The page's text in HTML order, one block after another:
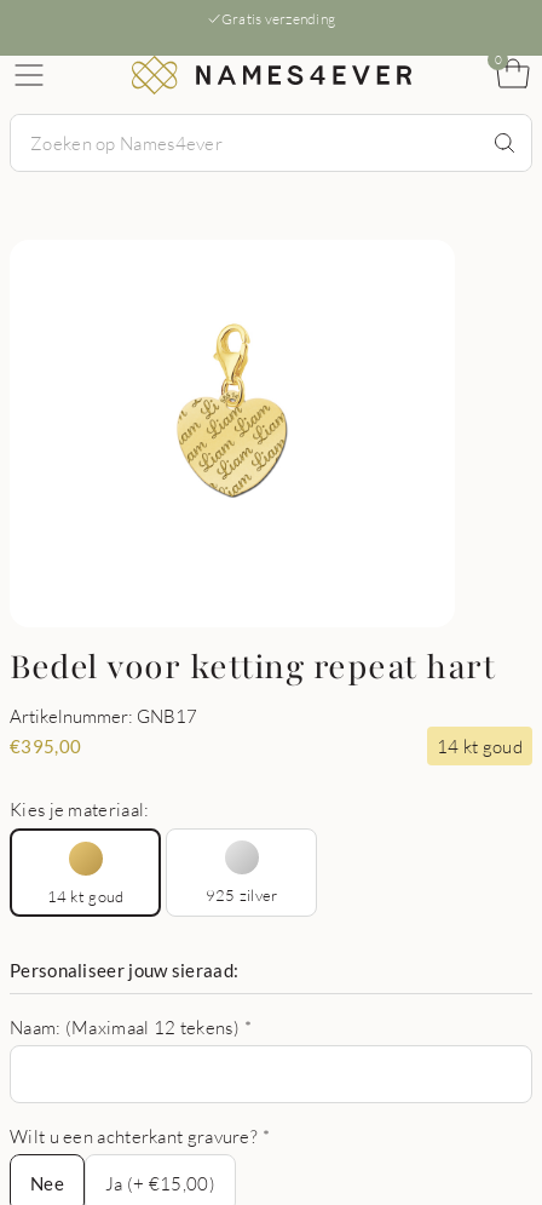
Gratis verzending
0
Bedel voor ketting repeat hart
Artikelnummer: GNB17
€395,00 14 kt goud
Kies je materiaal:
14 kt goud 925 zilver
Personaliseer jouw sieraad:
Naam: (Maximaal 12 tekens) *
Wilt u een achterkant gravure? *
Nee
Nee
Ja (+ €15,00)